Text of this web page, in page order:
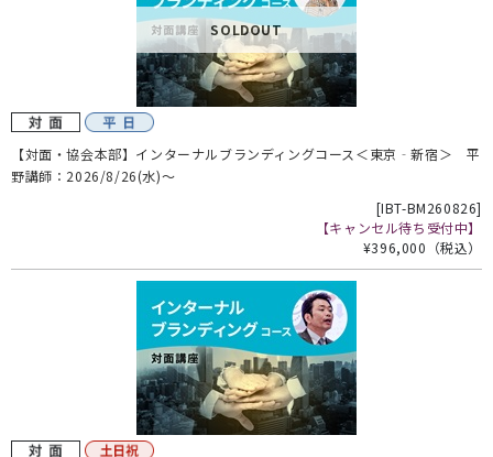
SOLDOUT
【対面・協会本部】インターナルブランディングコース＜東京‐新宿＞ 平
野講師：2026/8/26(水)～
[IBT-BM260826]
【キャンセル待ち受付中】
¥396,000 （税込）